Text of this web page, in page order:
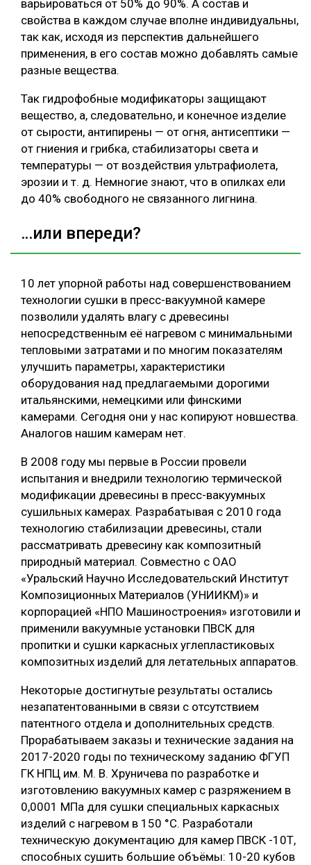
варьироваться от 50% до 90%. А состав и
свойства в каждом случае вполне индивидуальны,
так как, исходя из перспектив дальнейшего
применения, в его состав можно добавлять самые
разные вещества.
Так гидрофобные модификаторы защищают
вещество, а, следовательно, и конечное изделие
от сырости, антипирены — от огня, антисептики —
от гниения и грибка, стабилизаторы света и
температуры — от воздействия ультрафиолета,
эрозии и т. д. Немногие знают, что в опилках ели
до 40% свободного не связанного лигнина.
…или впереди?
10 лет упорной работы над совершенствованием
технологии сушки в пресс-вакуумной камере
позволили удалять влагу с древесины
непосредственным её нагревом с минимальными
тепловыми затратами и по многим показателям
улучшить параметры, характеристики
оборудования над предлагаемыми дорогими
итальянскими, немецкими или финскими
камерами. Сегодня они у нас копируют новшества.
Аналогов нашим камерам нет.
В 2008 году мы первые в России провели
испытания и внедрили технологию термической
модификации древесины в пресс-вакуумных
сушильных камерах. Разрабатывая с 2010 года
технологию стабилизации древесины, стали
рассматривать древесину как композитный
природный материал. Совместно с ОАО
«Уральский Научно Исследовательский Институт
Композиционных Материалов (УНИИКМ)» и
корпорацией «НПО Машиностроения» изготовили и
применили вакуумные установки ПВСК для
пропитки и сушки каркасных углепластиковых
композитных изделий для летательных аппаратов.
Некоторые достигнутые результаты остались
незапатентованными в связи с отсутствием
патентного отдела и дополнительных средств.
Прорабатываем заказы и технические задания на
2017-2020 годы по техническому заданию ФГУП
ГК НПЦ им. М. В. Хруничева по разработке и
изготовлению вакуумных камер с разряжением в
0,0001 МПа для сушки специальных каркасных
изделий с нагревом в 150 °С. Разработали
техническую документацию для камер ПВСК -10Т,
способных сушить большие объёмы: 10-20 кубов